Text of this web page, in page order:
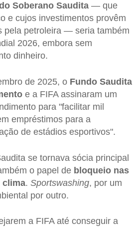
Soberano Saudita — que
e cujos investimentos provêm
pela petroleira — seria também
2026, embora sem
dinheiro.
de 2025, o Fundo Saudita
e a FIFA assinaram um
para "facilitar mil
empréstimos para a
de estádios esportivos".
se tornava sócia principal
o papel de bloqueio nas
clima. Sportswashing, por um
por outro.
a FIFA até conseguir a